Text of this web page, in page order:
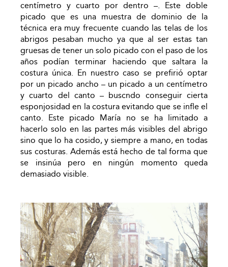
centímetro y cuarto por dentro –. Este doble
picado que es una muestra de dominio de la
técnica era muy frecuente cuando las telas de los
abrigos pesaban mucho ya que al ser estas tan
gruesas de tener un solo picado con el paso de los
años podían terminar haciendo que saltara la
costura única. En nuestro caso se prefirió optar
por un picado ancho – un picado a un centímetro
y cuarto del canto – buscndo conseguir cierta
esponjosidad en la costura evitando que se infle el
canto. Este picado María no se ha limitado a
hacerlo solo en las partes más visibles del abrigo
sino que lo ha cosido, y siempre a mano, en todas
sus costuras. Además está hecho de tal forma que
se insinúa pero en ningún momento queda
demasiado visible.